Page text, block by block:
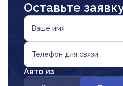
Оставьте
Ваше имя
Телефон для связи
Авто из